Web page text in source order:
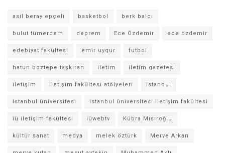
asil beray epçeli basketbol berk balcı
bulut tümerdem deprem Ece Özdemir ece özdemir
edebiyat fakültesi emir uygur futbol
hatun boztepe taşkıran iletim iletim gazetesi
iletişim iletişim fakültesi atölyeleri istanbul
istanbul üniversitesi istanbul üniversitesi iletişim fakültesi
iü iletişim fakültesi iüwebtv Kübra Mısıroğlu
kültür sanat medya melek öztürk Merve Arkan